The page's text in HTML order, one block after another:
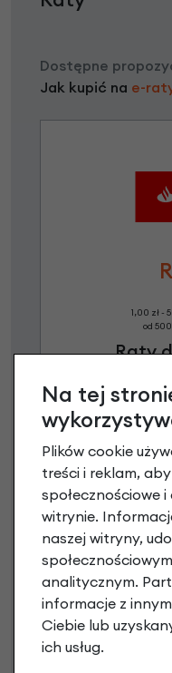
Dostępne
Jak kupić na e-
1,00 zł -
od
Raty
Na tej
Plików cookie
treści i reklam,
społecznościowe
witrynie.
naszej witryny,
analitycznym.
informacje z
Ciebie lub
ich usług.